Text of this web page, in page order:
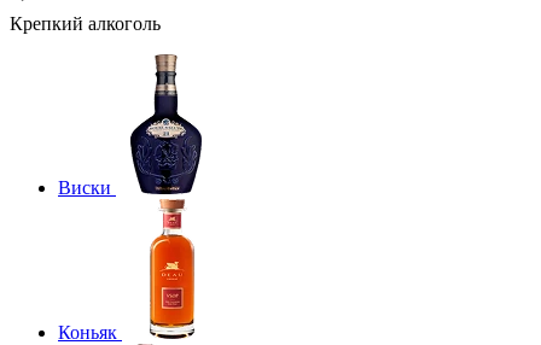
Крепкий алкоголь
Виски
Коньяк